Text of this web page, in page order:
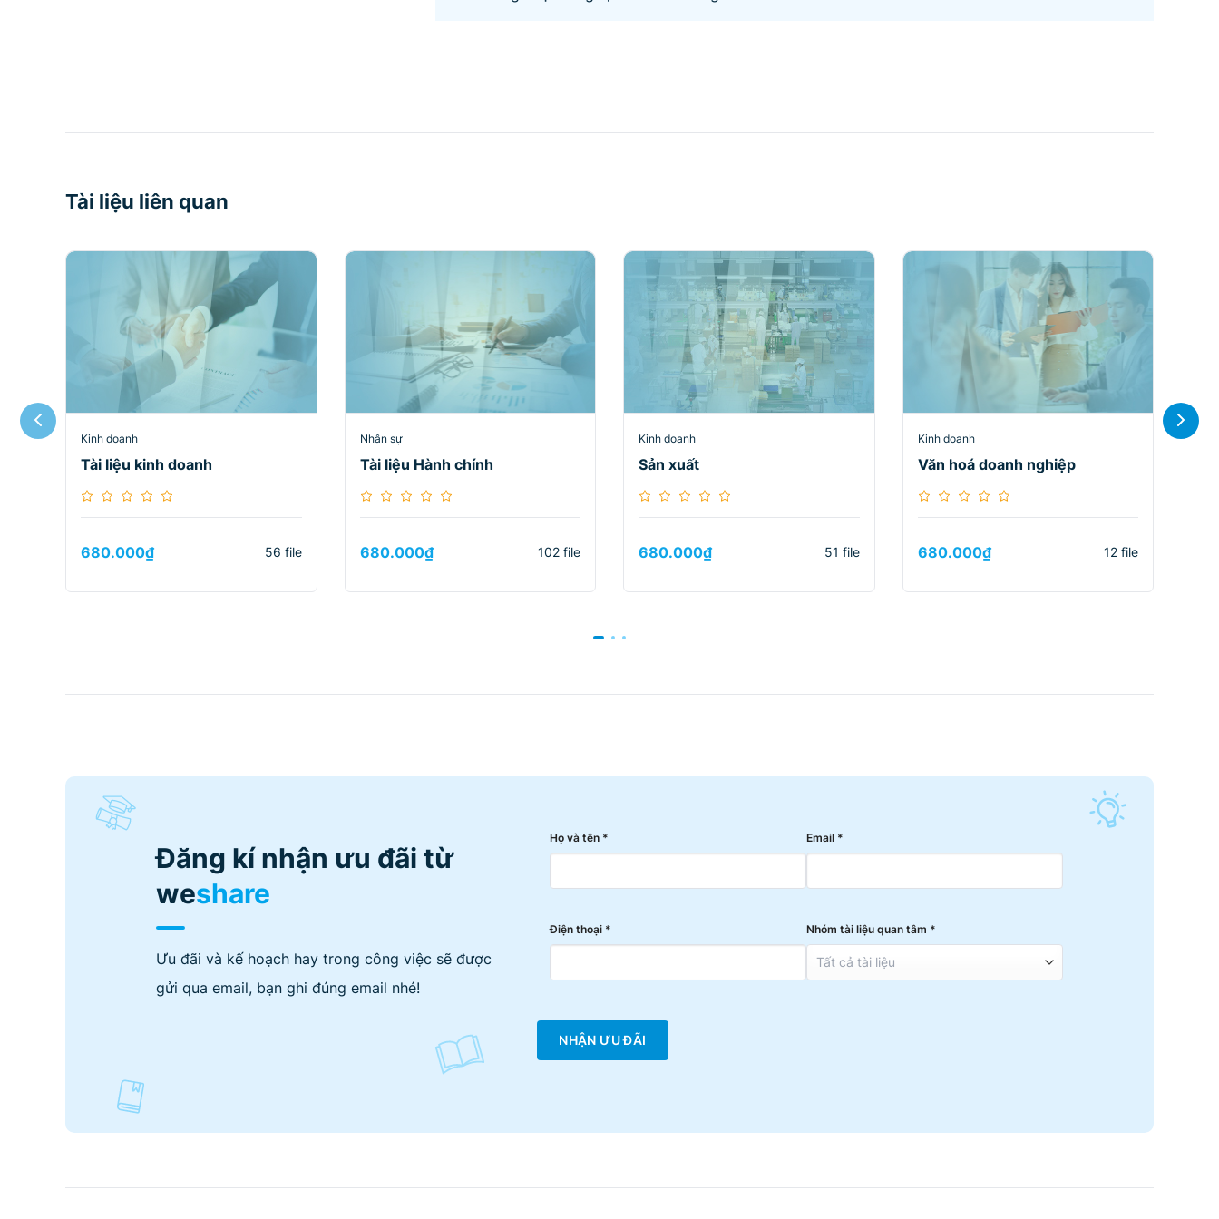
Tài liệu liên quan
Kinh doanh
Tài liệu kinh doanh
680.000₫ 56 file
Nhân sự
Tài liệu Hành chính
680.000₫ 102 file
Kinh doanh
Sản xuất
680.000₫ 51 file
Kinh doanh
Văn hoá doanh nghiệp
680.000₫ 12 file
Đăng kí nhận ưu đãi từ
weshare
Ưu đãi và kế hoạch hay trong công việc sẽ được
gửi qua email, bạn ghi đúng email nhé!
Họ và tên * Email *
Điện thoại * Nhóm tài liệu quan tâm *
NHẬN ƯU ĐÃI